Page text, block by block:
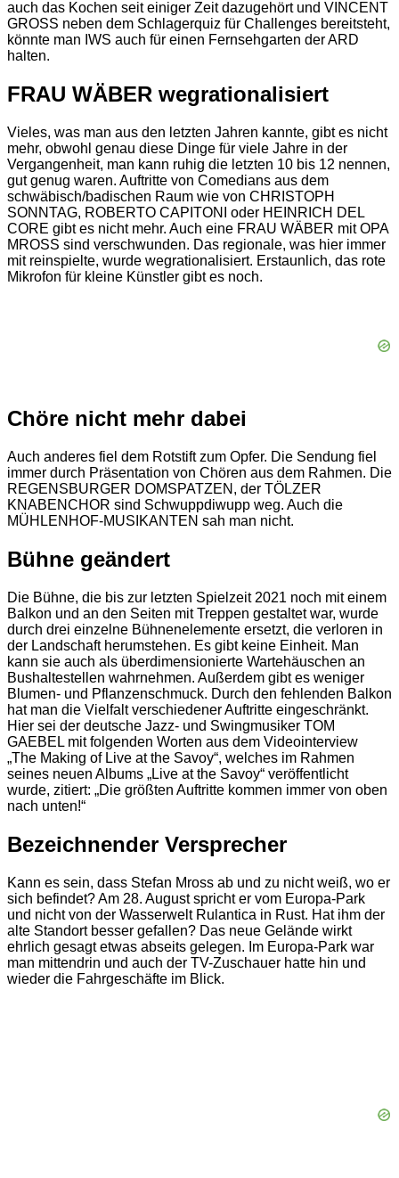
auch das Kochen seit einiger Zeit dazugehört und VINCENT
GROSS neben dem Schlagerquiz für Challenges bereitsteht,
könnte man IWS auch für einen Fernsehgarten der ARD
halten.
FRAU WÄBER wegrationalisiert
Vieles, was man aus den letzten Jahren kannte, gibt es nicht
mehr, obwohl genau diese Dinge für viele Jahre in der
Vergangenheit, man kann ruhig die letzten 10 bis 12 nennen,
gut genug waren. Auftritte von Comedians aus dem
schwäbisch/badischen Raum wie von CHRISTOPH
SONNTAG, ROBERTO CAPITONI oder HEINRICH DEL
CORE gibt es nicht mehr. Auch eine FRAU WÄBER mit OPA
MROSS sind verschwunden. Das regionale, was hier immer
mit reinspielte, wurde wegrationalisiert. Erstaunlich, das rote
Mikrofon für kleine Künstler gibt es noch.
Chöre nicht mehr dabei
Auch anderes fiel dem Rotstift zum Opfer. Die Sendung fiel
immer durch Präsentation von Chören aus dem Rahmen. Die
REGENSBURGER DOMSPATZEN, der TÖLZER
KNABENCHOR sind Schwuppdiwupp weg. Auch die
MÜHLENHOF-MUSIKANTEN sah man nicht.
Bühne geändert
Die Bühne, die bis zur letzten Spielzeit 2021 noch mit einem
Balkon und an den Seiten mit Treppen gestaltet war, wurde
durch drei einzelne Bühnenelemente ersetzt, die verloren in
der Landschaft herumstehen. Es gibt keine Einheit. Man
kann sie auch als überdimensionierte Wartehäuschen an
Bushaltestellen wahrnehmen. Außerdem gibt es weniger
Blumen- und Pflanzenschmuck. Durch den fehlenden Balkon
hat man die Vielfalt verschiedener Auftritte eingeschränkt.
Hier sei der deutsche Jazz- und Swingmusiker TOM
GAEBEL mit folgenden Worten aus dem Videointerview
„The Making of Live at the Savoy“, welches im Rahmen
seines neuen Albums „Live at the Savoy“ veröffentlicht
wurde, zitiert: „Die größten Auftritte kommen immer von oben
nach unten!“
Bezeichnender Versprecher
Kann es sein, dass Stefan Mross ab und zu nicht weiß, wo er
sich befindet? Am 28. August spricht er vom Europa-Park
und nicht von der Wasserwelt Rulantica in Rust. Hat ihm der
alte Standort besser gefallen? Das neue Gelände wirkt
ehrlich gesagt etwas abseits gelegen. Im Europa-Park war
man mittendrin und auch der TV-Zuschauer hatte hin und
wieder die Fahrgeschäfte im Blick.